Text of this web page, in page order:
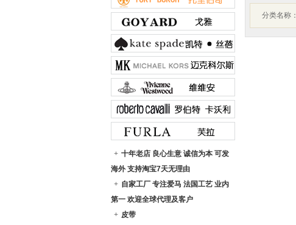
+ 十年老店 良心生意 诚信为本 可发
海外 支持淘宝7天无理由
+ 自家工厂 专注爱马 法国工艺 业内
第一 欢迎全球代理及客户
+ 皮带
分类名称：